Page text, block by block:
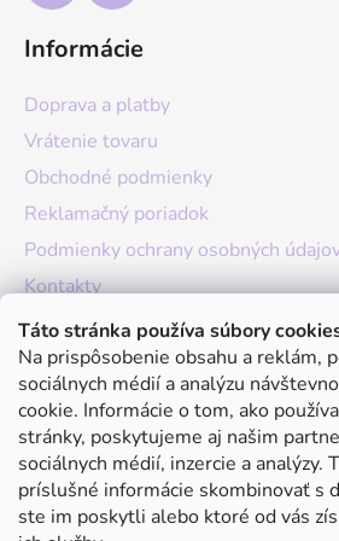
Táto stránka používa súbory
Na prispôsobenie obsahu a reklám,
sociálnych médií a analýzu
cookie. Informácie o tom, ako
stránky, poskytujeme aj našim
sociálnych médií, inzercie a analýzy.
príslušné informácie skombinovať s
ste im poskytli alebo ktoré od vás
Informácie
Doprava a platby
Vrátenie tovaru
Obchodné podmienky
Reklamačný poriadok
Podmienky ochrany osobných
Kontakty
O nás
Hodnotenie obchodu
Moja objednávka
Instagram